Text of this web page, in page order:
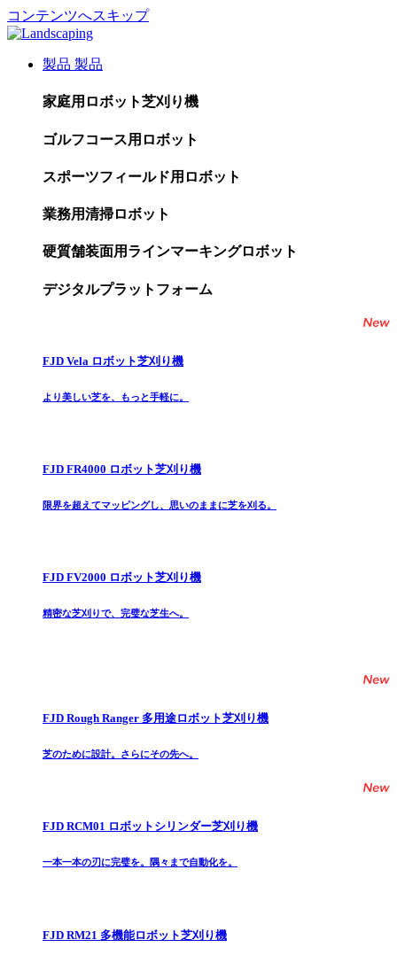
コンテンツへスキップ
製品 製品
家庭用ロボット芝刈り機
ゴルフコース用ロボット
スポーツフィールド用ロボット
業務用清掃ロボット
硬質舗装面用ラインマーキングロボット
デジタルプラットフォーム
FJD Vela ロボット芝刈り機
より美しい芝を、もっと手軽に。
FJD FR4000 ロボット芝刈り機
限界を超えてマッピングし、思いのままに芝を刈る。
FJD FV2000 ロボット芝刈り機
精密な芝刈りで、完璧な芝生へ。
FJD Rough Ranger 多用途ロボット芝刈り機
芝のために設計。さらにその先へ。
FJD RCM01 ロボットシリンダー芝刈り機
一本一本の刃に完璧を。隅々まで自動化を。
FJD RM21 多機能ロボット芝刈り機